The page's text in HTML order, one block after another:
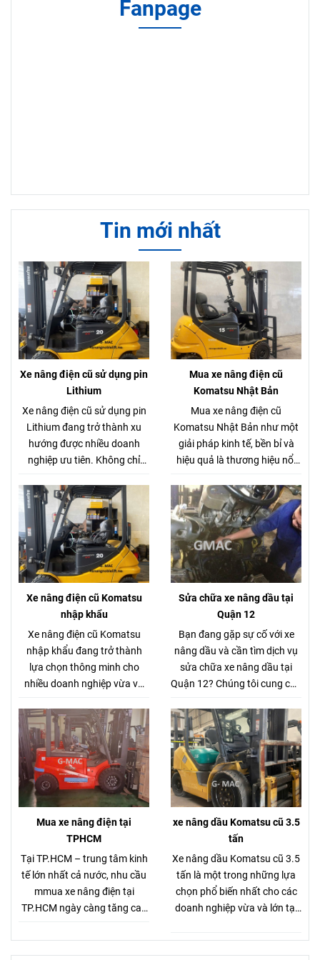
Fanpage
Tin mới nhất
Xe nâng điện cũ sử dụng pin
Lithium
Xe nâng điện cũ sử dụng pin
Lithium đang trở thành xu
hướng được nhiều doanh
nghiệp ưu tiên. Không chỉ
này còn mang lại hiệu suất
vận hành cao, thân thiện với
môi trường và dễ bảo trì. Vậy
xe nâng điện cũ sử dụng pin
Lithium có thực sự là lựa
chọn đáng đầu tư? Hãy cùng
khám phá chi tiết trong bài
viết sau.
Mua xe nâng điện cũ
Komatsu Nhật Bản
Mua xe nâng điện cũ
Komatsu Nhật Bản như một
giải pháp kinh tế, bền bỉ và
hiệu quả là thương hiệu nổi
vượt trội, khả năng vận hành
ổn định và tiết kiệm năng
lượng. Mua xe nâng điện cũ
Komatsu Nhật Bản là sở hữu
một chiếc xe nâng cũ chất
lượng cao, nhập khẩu từ
Nhật Bản giúp doanh nghiệp
tối ưu chi phí mà vẫn đảm
Xe nâng điện cũ Komatsu
nhập khẩu
Xe nâng điện cũ Komatsu
nhập khẩu đang trở thành
lựa chọn thông minh cho
nhiều doanh nghiệp vừa và
lượng đến từ thương hiệu
Nhật Bản, độ bền vượt trội và
mức giá hợp lý, Xe nâng điện
cũ Komatsu nhập khẩu là sự
đầu tư tiết kiệm nhưng vẫn
đảm bảo hiệu suất làm việc
cao.
Sửa chữa xe nâng dầu tại
Quận 12
Bạn đang gặp sự cố với xe
nâng dầu và cần tìm dịch vụ
sửa chữa xe nâng dầu tại
Quận 12? Chúng tôi cung cấp
dầu tận nơi tại Quận 12 với
đội ngũ kỹ thuật viên chuyên
môn cao, trang bị đầy đủ
dụng cụ và thiết bị chẩn đoán
hiện đại.
Mua xe nâng điện tại
TPHCM
Tại TP.HCM – trung tâm kinh
tế lớn nhất cả nước, nhu cầu
mmua xe nâng điện tại
TP.HCM ngày càng tăng cao
vận chuyển và nâng hạ hàng
hóa. Khi mua xe nâng điện tại
xe nâng dầu Komatsu cũ 3.5
tấn
Xe nâng dầu Komatsu cũ 3.5
tấn là một trong những lựa
chọn phổ biến nhất cho các
doanh nghiệp vừa và lớn tại
Komatsu cũ 3.5 tấn với khả
năng vận hành mạnh mẽ,